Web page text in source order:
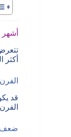
أشهر
أكثر
قد
ضعف